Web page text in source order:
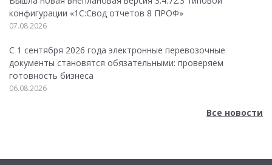
конфигурации «1C:Свод отчетов 8 ПРОФ»
07.08.2026
С 1 сентября 2026 года электронные перевозочные
документы становятся обязательными: проверяем
готовность бизнеса
06.08.2026
Все новости